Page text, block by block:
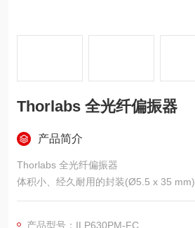
Thorlabs 全光纤偏振器
产品简介
Thorlabs 全光纤偏振器
体积小、经久耐用的封装(Ø5.5 x 35 mm)
FC/PC或FC/APC窄键(2.0 mm)接头
产品型号：ILP630PM-FC